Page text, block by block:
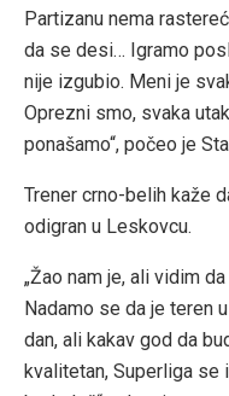
Partizanu nema
da se desi… Igramo
nije izgubio. Meni je
Oprezni smo, svaka
ponašamo“, počeo je
Trener crno-belih kaže
odigran u Leskovcu.
„Žao nam je, ali vidim
Nadamo se da je teren
dan, ali kakav god da
kvalitetan, Superliga se